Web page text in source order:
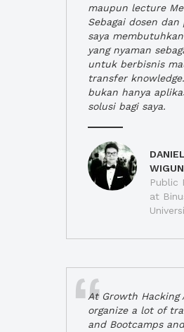
maupun lecture
Sebagai dosen dan
saya
yang nyaman
untuk berbisnis
transfer knowledge.
bukan hanya
solusi bagi saya.
DANIEL
Public
at
At Growth Hacking
organize a lot of
and Bootcamps